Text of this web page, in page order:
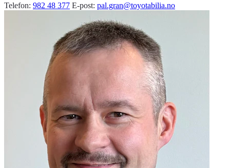
Telefon: 982 48 377 E-post: pal.gran@toyotabilia.no